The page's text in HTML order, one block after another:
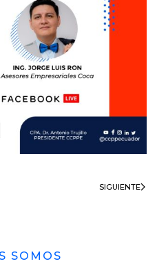
SIGUIENTE
SOMOS